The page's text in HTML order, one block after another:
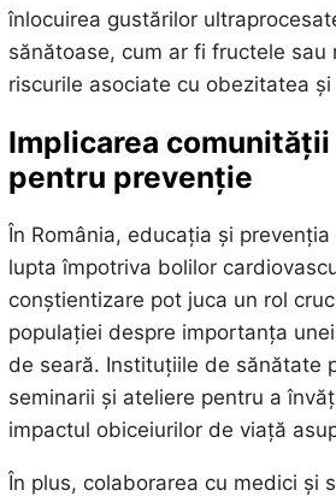
înlocuirea gustărilor
sănătoase, cum ar fi fructele sau
riscurile asociate cu obezitatea
Implicarea
pentru prevenție
În România, educația și
lupta împotriva bolilor
conștientizare pot juca un rol
populației despre importanța
de seară. Instituțiile de sănătate
seminarii și ateliere pentru a
impactul obiceiurilor de viață
În plus, colaborarea cu medici și